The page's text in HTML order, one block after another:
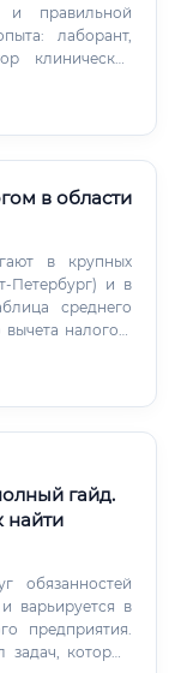
и правильной
клинических
навыки выше
обучение 💡
вложений: ✅
быстро,
в области
в крупных
Петербург) и в
среднего
налогов)
гайд.
найти
обязанностей
варьируется в
предприятия.
который